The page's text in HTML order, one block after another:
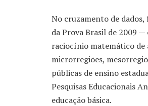
No cruzamento de
da Prova Brasil de 2009
raciocínio matemático de
microrregiões,
públicas de ensino
Pesquisas Educacionais
educação básica.